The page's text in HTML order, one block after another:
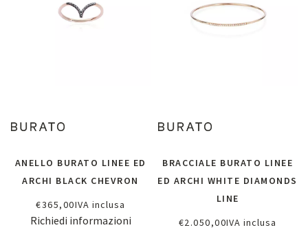
ANELLO BURATO LINEE ED
ARCHI BLACK CHEVRON
€365,00IVA inclusa
Richiedi informazioni
BRACCIALE BURATO LINEE
ED ARCHI WHITE DIAMONDS
LINE
€2.050,00IVA inclusa